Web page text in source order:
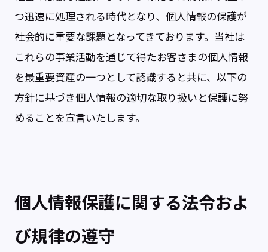
つ迅速に処理される時代となり、個人情報の保護が
社会的に重要な課題となってきております。当社は
これらの事業活動を通じて得たお客さまの個人情報
を最重要資産の一つとして認識すると共に、以下の
方針に基づき個人情報の適切な取り扱いと保護に努
めることを宣言いたします。
個人情報保護に関する法令およ
び規律の遵守